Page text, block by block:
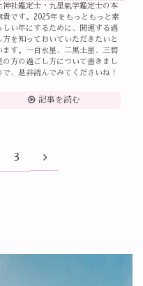
神社鑑定士・九星氣学鑑定士の本
貴です。2025年をもっともっと素
しい年にするために、開運する過
方を知っておいていただきたいと
ます。一白水星、二黒土星、三碧
の方の過ごし方について書きまし
で、是非読んでみてくださいね！
記事を読む
3